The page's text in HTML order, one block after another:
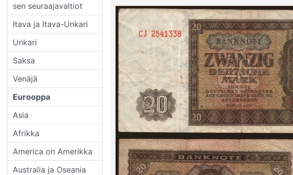
sen seuraajavaltiot
Itava ja Itava-Unkari
Unkari
Saksa
Venäjä
Eurooppa
Asia
Afrikka
America on Amerikka
Australia ja Oseania